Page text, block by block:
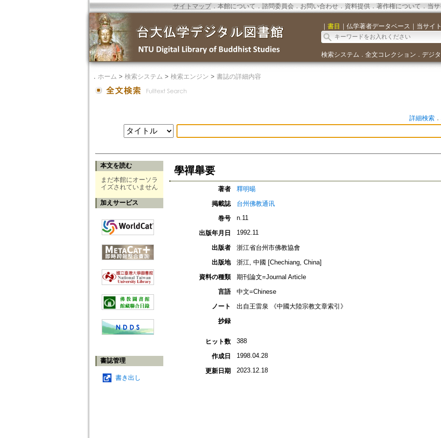
サイトマップ．本館について ． 諮問委員会． お問い合わせ． 資料提供． 著作権について．当
｜ 書目 ｜ 仏学著者データベース ｜ 当サイ
検索システム ． 全文コレクション ． デジ
． ホーム > 検索システム > 検索エンジン > 書誌の詳細内容
詳細検索．
本文を読む
まだ本館にオーソラ
イズされていません
加えサービス
書誌管理
書き出し
學禪舉要
著者
釋明暘
掲載誌
台州佛教通讯
巻号
n.11
出版年月日 1992.11
出版者
浙江省台州市佛教協會
出版地
浙江, 中國 [Chechiang, China]
資料の種類
期刊論文=Journal Article
言語
中文=Chinese
ノート
出自王雷泉 《中國大陸宗教文章索引》
抄録
ヒット数 388
作成日 1998.04.28
更新日期 2023.12.18